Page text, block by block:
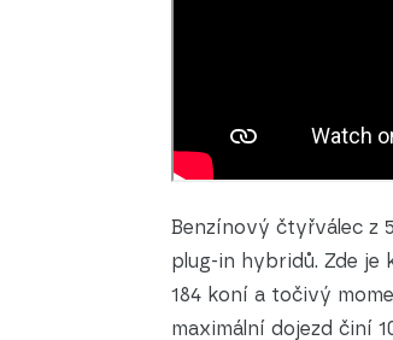
Benzínový čtyřválec z
plug-in hybridů. Zde
184 koní a točivý
maximální dojezd činí